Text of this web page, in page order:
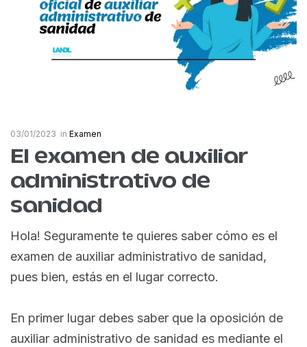
03/01/2023 in Examen
El examen de auxiliar
administrativo de
sanidad
Hola! Seguramente te quieres saber cómo es el
examen de auxiliar administrativo de sanidad,
pues bien, estás en el lugar correcto.
En primer lugar debes saber que la oposición de
auxiliar administrativo de sanidad es mediante el